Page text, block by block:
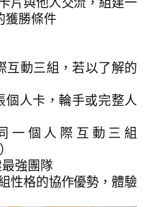
獲勝條件
互動三組，若以了解的
人卡，輪手或完整人
一個人際互動三組
強團隊
性格的協作優勢，體驗